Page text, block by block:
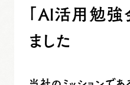
「AI活用勉強
ました